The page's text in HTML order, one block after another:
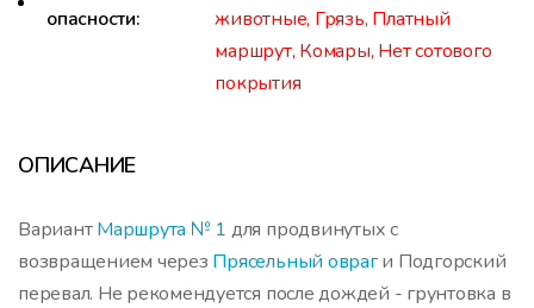
опасности:
животные, Грязь, Платный
маршрут, Комары, Нет сотового
покрытия
ОПИСАНИЕ
ВариантМаршрута № 1 для продвинутых с
возвращением через Прясельный овраги Подгорский
перевал. Не рекомендуется после дождей - грунтовка в